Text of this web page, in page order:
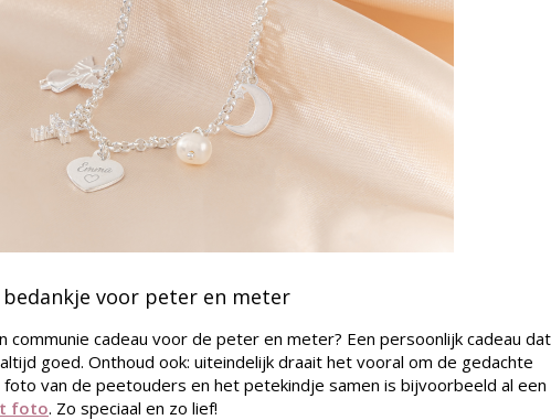
voor peter en meter
communie cadeau voor de peter en meter? Een persoonlijk cadeau dat
goed. Onthoud ook: uiteindelijk draait het vooral om de gedachte
van de peetouders en het petekindje samen is bijvoorbeeld al een
foto. Zo speciaal en zo lief!